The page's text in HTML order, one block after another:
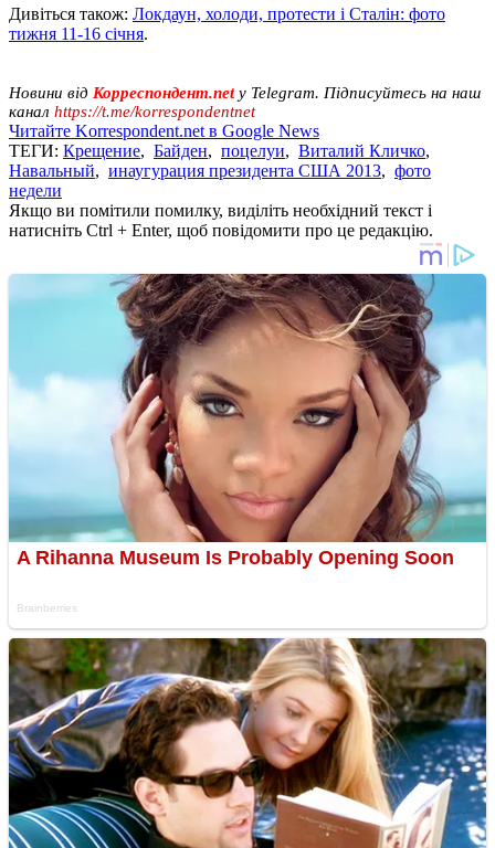
Дивіться також: Локдаун, холоди, протести і Сталін: фото
тижня 11-16 січня.
Новини від Корреспондент.net у Telegram. Підписуйтесь на наш
канал https://t.me/korrespondentnet
Читайте Korrespondent.net в Google News
ТЕГИ: Крещение, Байден, поцелуи, Виталий Кличко,
Навальный, инаугурация президента США 2013, фото
недели
Якщо ви помітили помилку, виділіть необхідний текст і
натисніть Ctrl + Enter, щоб повідомити про це редакцію.